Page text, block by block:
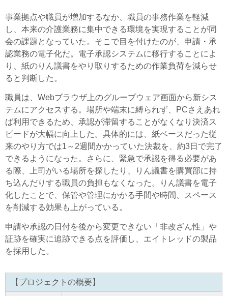
事業拠点や職員が増加するなか、職員の事務作業を軽減
し、本来の介護業務に集中できる環境を実現することが同
会の課題となっていた。そこで目を付けたのが、申請・承
認業務の電子化だ。電子承認システムに移行することによ
り、紙のりん議書をやり取りするための作業負荷を減らせ
ると判断した。
職員は、Webブラウザ上のグループウェア画面から新シス
テムにアクセスする。場所や端末に縛られず、PCさえあれ
ば利用できるため、承認が滞留することがなくなり決済ス
ピードが大幅に向上した。具体的には、紙ベースだった従
来のやり方では1～2週間かかっていた決裁を、約3日で完了
できるようになった。さらに、緊急で承認を得る必要があ
る際、上司がいる場所を探したり、りん議書を購買部に持
ち込んだりする職員の負担もなくなった。りん議書を電子
化したことで、保管や管理にかかる手間や時間、スペース
を削減する効果も上がっている。
申請や承認の日付を後から変更できない「非改ざん性」や
証跡を確実に追跡できる点を評価し、エイトレッドの製品
を採用した。
【プロジェクトの概要】